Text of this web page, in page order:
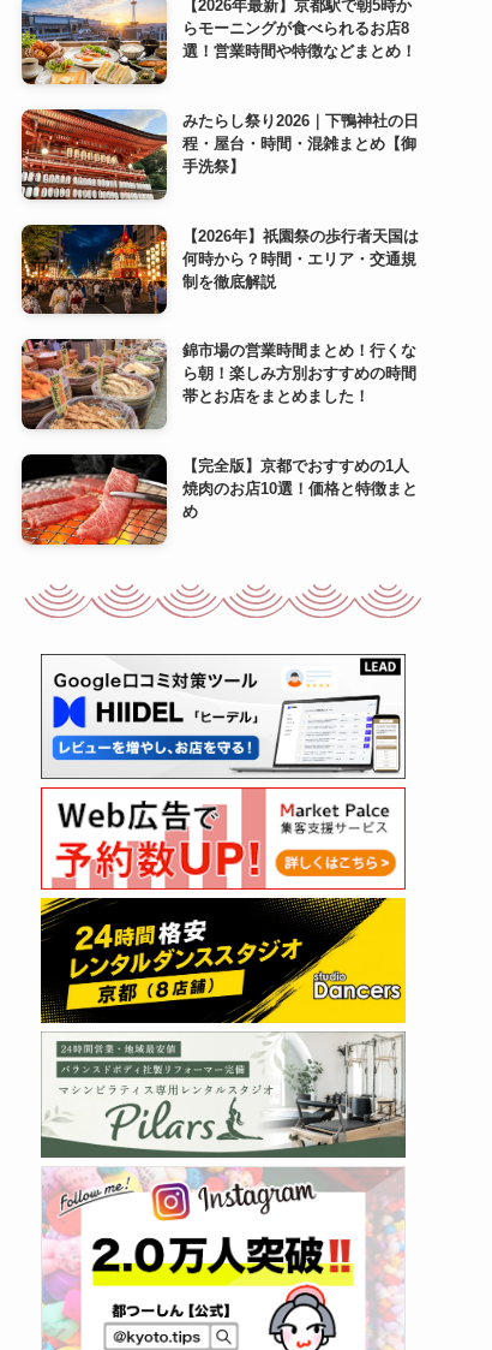
【2026年最新】京都駅で朝5時か
らモーニングが食べられるお店8
選！営業時間や特徴などまとめ！
みたらし祭り2026｜下鴨神社の日
程・屋台・時間・混雑まとめ【御
手洗祭】
【2026年】祇園祭の歩行者天国は
何時から？時間・エリア・交通規
制を徹底解説
錦市場の営業時間まとめ！行くな
ら朝！楽しみ方別おすすめの時間
帯とお店をまとめました！
【完全版】京都でおすすめの1人
焼肉のお店10選！価格と特徴まと
め